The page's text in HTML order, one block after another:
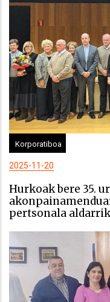
Korporatiboa
2025-11-20
Hurkoak bere 35.
pertsonala